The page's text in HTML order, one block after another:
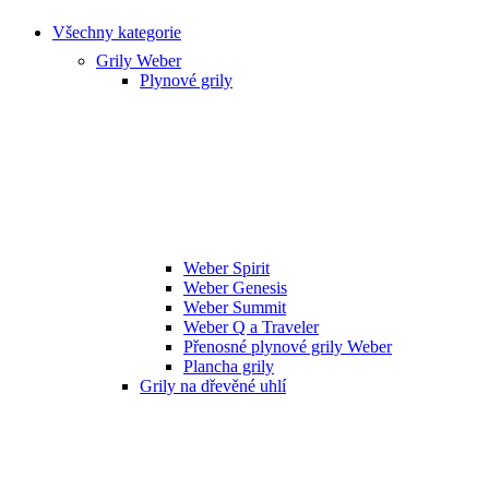
Všechny kategorie
Grily Weber
Plynové grily
Weber Spirit
Weber Genesis
Weber Summit
Weber Q a Traveler
Přenosné plynové grily Weber
Plancha grily
Grily na dřevěné uhlí